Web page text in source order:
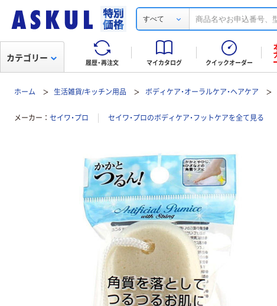
すべて
履歴・再注文 マイカタログ クイックオーダー
カテゴリー
ホーム 生活雑貨/キッチン用品 ボディケア・オーラルケア・ヘアケア
メーカー セイワ・プロ セイワ・プロのボディケア・フットケアを全て見る